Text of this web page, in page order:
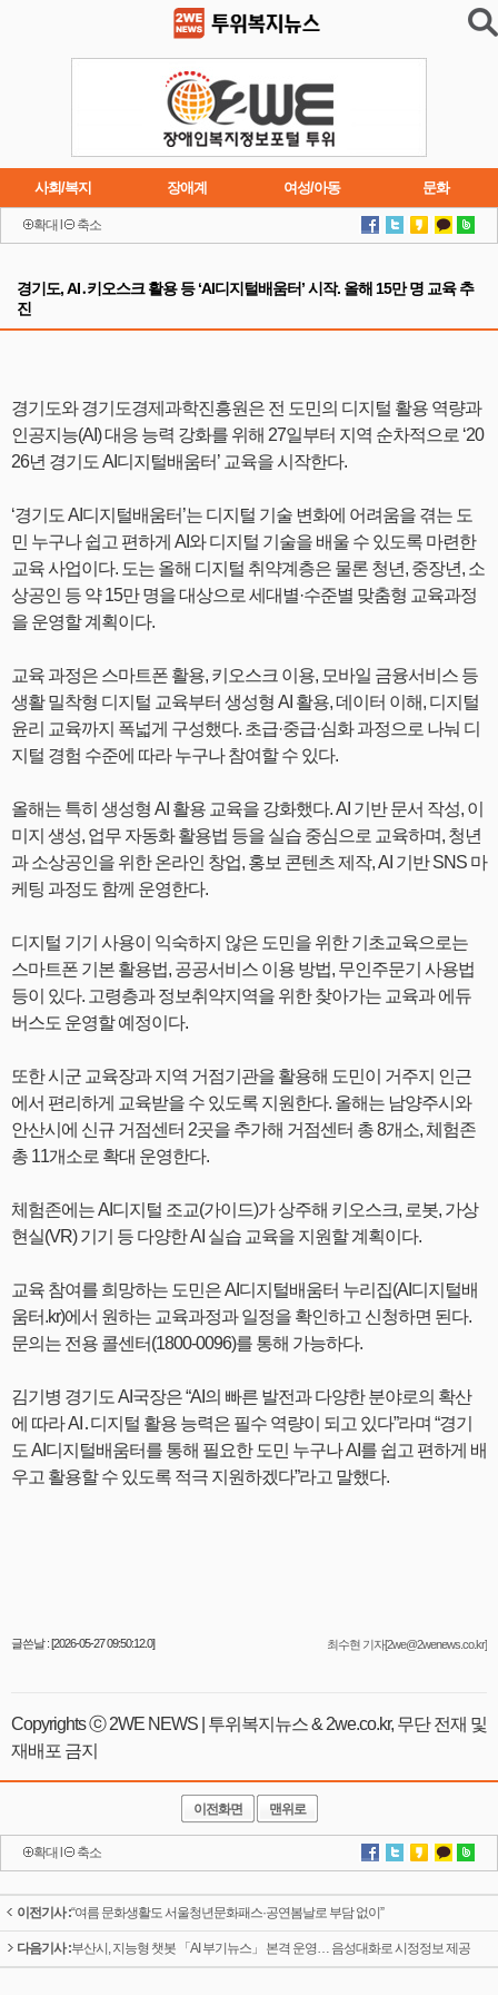
사회/복지 장애계 여성/아동 문화
이슈 연재소설
확대 축소
경기도, AI․키오스크 활용 등 ‘AI디지털배움터’ 시작. 올해 15만 명 교육 추
진
경기도와 경기도경제과학진흥원은 전 도민의 디지털 활용 역량과
인공지능(AI) 대응 능력 강화를 위해 27일부터 지역 순차적으로 ‘20
26년 경기도 AI디지털배움터’ 교육을 시작한다.
‘경기도 AI디지털배움터’는 디지털 기술 변화에 어려움을 겪는 도
민 누구나 쉽고 편하게 AI와 디지털 기술을 배울 수 있도록 마련한
교육 사업이다. 도는 올해 디지털 취약계층은 물론 청년, 중장년, 소
상공인 등 약 15만 명을 대상으로 세대별·수준별 맞춤형 교육과정
을 운영할 계획이다.
교육 과정은 스마트폰 활용, 키오스크 이용, 모바일 금융서비스 등
생활 밀착형 디지털 교육부터 생성형 AI 활용, 데이터 이해, 디지털
윤리 교육까지 폭넓게 구성했다. 초급·중급·심화 과정으로 나눠 디
지털 경험 수준에 따라 누구나 참여할 수 있다.
올해는 특히 생성형 AI 활용 교육을 강화했다. AI 기반 문서 작성, 이
미지 생성, 업무 자동화 활용법 등을 실습 중심으로 교육하며, 청년
과 소상공인을 위한 온라인 창업, 홍보 콘텐츠 제작, AI 기반 SNS 마
케팅 과정도 함께 운영한다.
디지털 기기 사용이 익숙하지 않은 도민을 위한 기초교육으로는
스마트폰 기본 활용법, 공공서비스 이용 방법, 무인주문기 사용법
등이 있다. 고령층과 정보취약지역을 위한 찾아가는 교육과 에듀
버스도 운영할 예정이다.
또한 시군 교육장과 지역 거점기관을 활용해 도민이 거주지 인근
에서 편리하게 교육받을 수 있도록 지원한다. 올해는 남양주시와
안산시에 신규 거점센터 2곳을 추가해 거점센터 총 8개소, 체험존
총 11개소로 확대 운영한다.
체험존에는 AI디지털 조교(가이드)가 상주해 키오스크, 로봇, 가상
현실(VR) 기기 등 다양한 AI 실습 교육을 지원할 계획이다.
교육 참여를 희망하는 도민은 AI디지털배움터 누리집(AI디지털배
움터.kr)에서 원하는 교육과정과 일정을 확인하고 신청하면 된다.
문의는 전용 콜센터(1800-0096)를 통해 가능하다.
김기병 경기도 AI국장은 “AI의 빠른 발전과 다양한 분야로의 확산
에 따라 AI․디지털 활용 능력은 필수 역량이 되고 있다”라며 “경기
도 AI디지털배움터를 통해 필요한 도민 누구나 AI를 쉽고 편하게 배
우고 활용할 수 있도록 적극 지원하겠다”라고 말했다.
글쓴날 : [2026-05-27 09:50:12.0] 최수현 기자[2we@2wenews.co.kr]
Copyrights ⓒ 2WE NEWS | 투위복지뉴스 & 2we.co.kr, 무단 전재 및
재배포 금지
이전화면 맨위로
확대 축소
이전기사 :“여름 문화생활도 서울청년문화패스·공연봄날로 부담 없이”
다음기사 :부산시, 지능형 챗봇 「AI 부기뉴스」 본격 운영… 음성대화로 시정정보 제공